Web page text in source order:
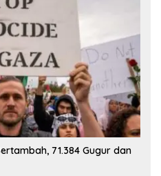
71.384 Gugur dan